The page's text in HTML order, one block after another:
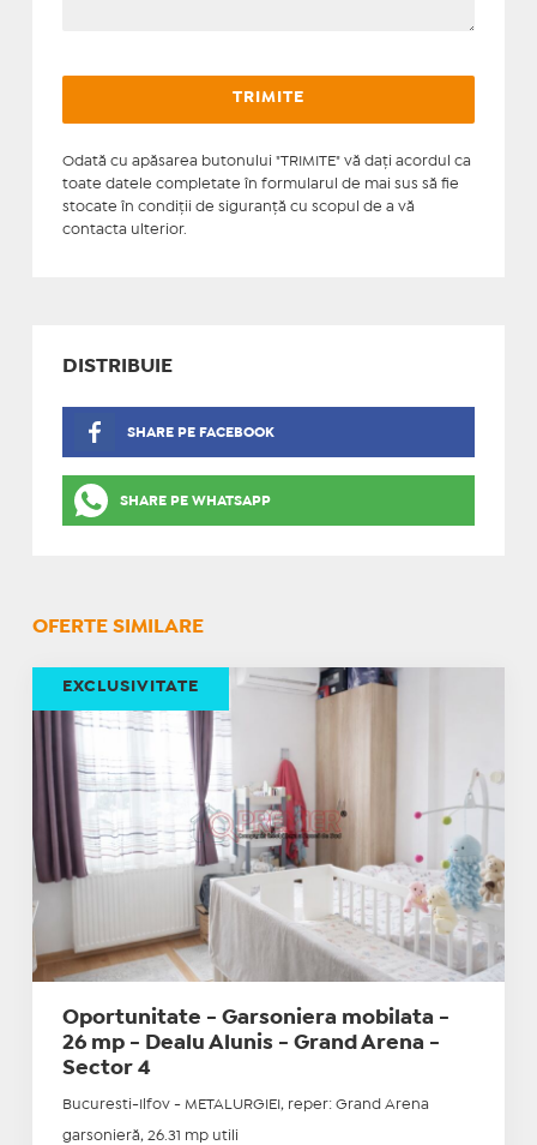
Odată cu apăsarea butonului "TRIMITE" vă daţi acordul ca
toate datele completate în formularul de mai sus să fie
stocate în condiţii de siguranţă cu scopul de a vă
contacta ulterior.
DISTRIBUIE
SHARE PE FACEBOOK
SHARE PE WHATSAPP
OFERTE SIMILARE
Oportunitate - Garsoniera mobilata -
26 mp - Dealu Alunis - Grand Arena -
Sector 4
Bucuresti-Ilfov - METALURGIEI, reper: Grand Arena
garsonieră, 26.31 mp utili
EXCLUSIVITATE